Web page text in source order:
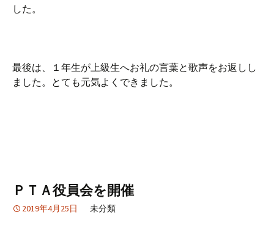
した。
最後は、１年生が上級生へお礼の言葉と歌声をお返しし
ました。とても元気よくできました。
ＰＴＡ役員会を開催
2019年4月25日 未分類